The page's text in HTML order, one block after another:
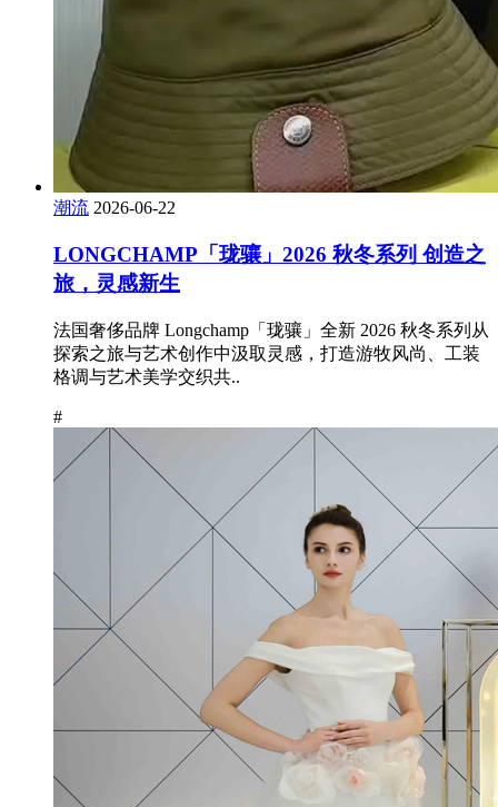
潮流 2026-06-22
LONGCHAMP「珑骧」2026 秋冬系列 创造之
旅，灵感新生
法国奢侈品牌 Longchamp「珑骧」全新 2026 秋冬系列从
探索之旅与艺术创作中汲取灵感，打造游牧风尚、工装
格调与艺术美学交织共..
#